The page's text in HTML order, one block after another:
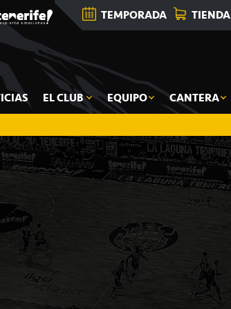
TEMPORADA TIENDA
EL CLUB EQUIPO CANTERA